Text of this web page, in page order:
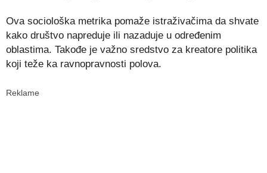
Ova sociološka metrika pomaže istraživačima da shvate
kako društvo napreduje ili nazaduje u određenim
oblastima. Takođe je važno sredstvo za kreatore politika
koji teže ka ravnopravnosti polova.
Reklame